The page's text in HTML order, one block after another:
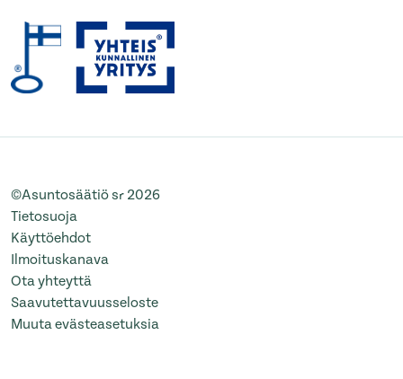
©Asuntosäätiö sr 2026
Tietosuoja
Käyttöehdot
Ilmoituskanava
Ota yhteyttä
Saavutettavuusseloste
Muuta evästeasetuksia